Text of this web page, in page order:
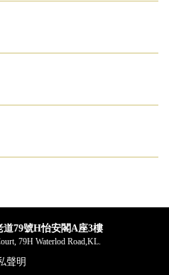
道79號H怡安閣A座3樓
79H Waterlod Road,KL.
聲明